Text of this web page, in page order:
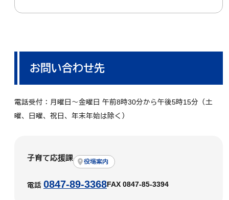
お問い合わせ先
電話受付：月曜日～金曜日 午前8時30分から午後5時15分（土
曜、日曜、祝日、年末年始は除く）
子育て応援課 役場案内
電話 0847-89-3368 FAX 0847-85-3394